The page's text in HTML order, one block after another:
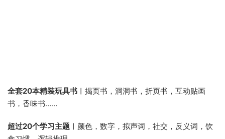
全套20本精装玩具书︱ 揭页书，洞洞书，折页书，互动贴画
书，香味书……
超过20个学习主题︱ 颜色，数字，拟声词，社交，反义词，饮